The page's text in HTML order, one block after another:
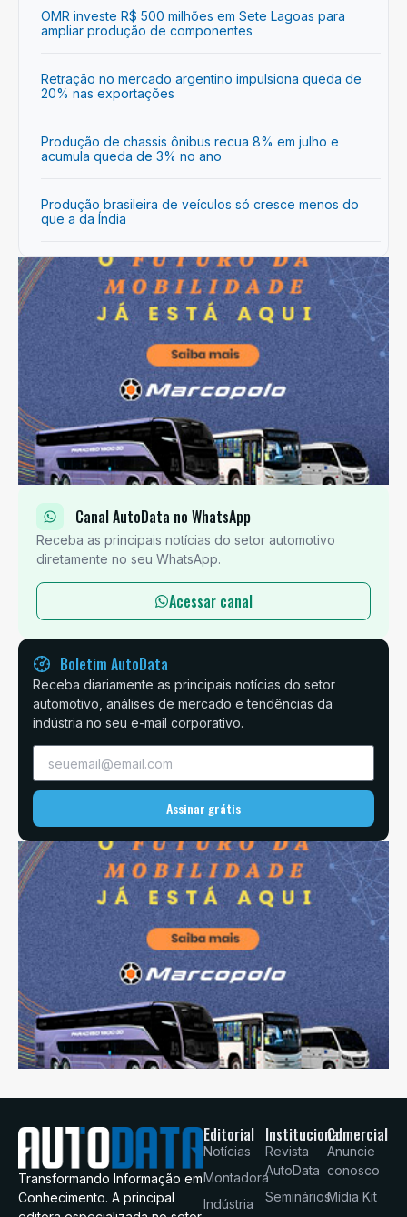
OMR investe R$ 500 milhões em Sete Lagoas para
ampliar produção de componentes
Retração no mercado argentino impulsiona queda de
20% nas exportações
Produção de chassis ônibus recua 8% em julho e
acumula queda de 3% no ano
Produção brasileira de veículos só cresce menos do
que a da Índia
Canal AutoData no WhatsApp
Receba as principais notícias do setor automotivo
diretamente no seu WhatsApp.
Acessar canal
Boletim AutoData
Receba diariamente as principais notícias do setor
automotivo, análises de mercado e tendências da
indústria no seu e-mail corporativo.
Assinar grátis
Transformando Informação em
Conhecimento. A principal
Editorial
Notícias
Montadora
Indústria
Institucional
Revista
AutoData
Seminários
Comercial
Anuncie
conosco
Mídia Kit